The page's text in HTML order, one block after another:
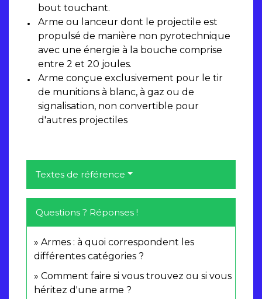
bout touchant.
Arme ou lanceur dont le projectile est
propulsé de manière non pyrotechnique
avec une énergie à la bouche comprise
entre 2 et 20 joules.
Arme conçue exclusivement pour le tir
de munitions à blanc, à gaz ou de
signalisation, non convertible pour
d'autres projectiles
Textes de référence
Questions ? Réponses !
Armes : à quoi correspondent les
différentes catégories ?
Comment faire si vous trouvez ou si vous
héritez d'une arme ?